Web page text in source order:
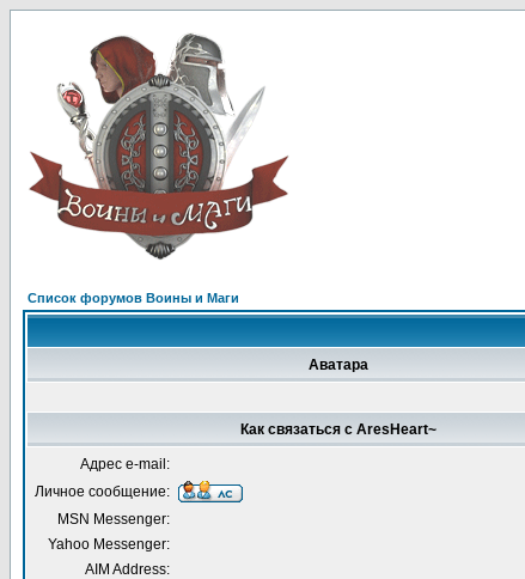
Список форумов Воины и Маги
Аватара
Как связаться с AresHeart~
Адрес e-mail:
Личное сообщение:
MSN Messenger:
Yahoo Messenger:
AIM Address: